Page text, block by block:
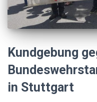
Kundgebung
in Stuttgart